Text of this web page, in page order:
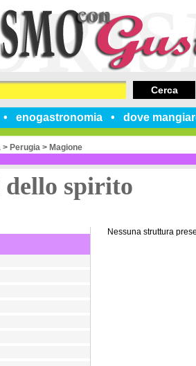
enogastronomia dove
Cerca
> Perugia > Magione
spirito
Nessuna struttura